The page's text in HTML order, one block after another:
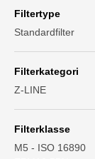
Filtertype
Standardfilter
Filterkategori
Z-LINE
Filterklasse
M5 - ISO 16890